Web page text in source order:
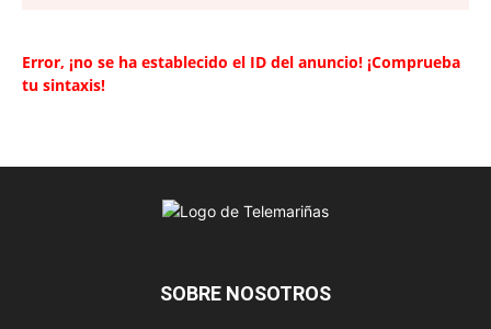
Error, ¡no se ha establecido el ID del anuncio! ¡Comprueba
tu sintaxis!
SOBRE NOSOTROS